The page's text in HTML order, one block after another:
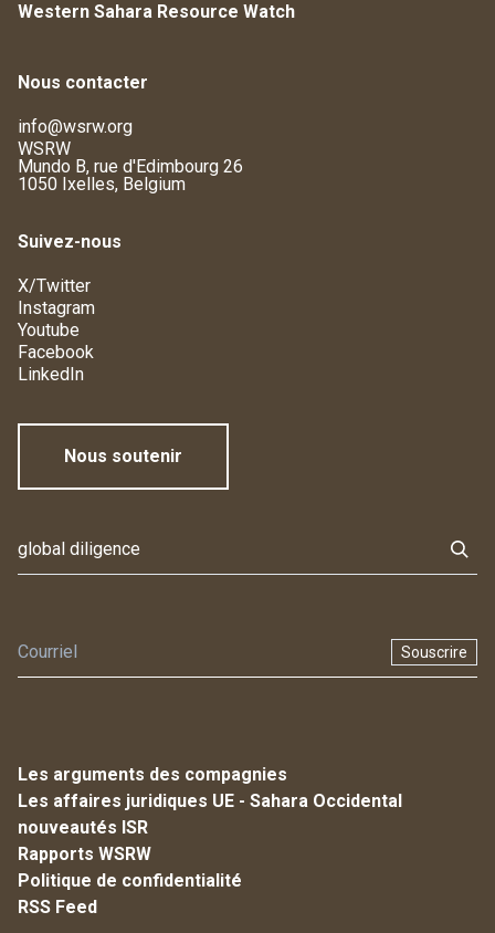
Western Sahara Resource Watch
Nous contacter
info@wsrw.org
WSRW
Mundo B, rue d'Edimbourg 26
1050 Ixelles, Belgium
Suivez-nous
X/Twitter
Instagram
Youtube
Facebook
LinkedIn
Nous soutenir
Souscrire
Les arguments des compagnies
Les affaires juridiques UE - Sahara Occidental
nouveautés ISR
Rapports WSRW
Politique de confidentialité
RSS Feed